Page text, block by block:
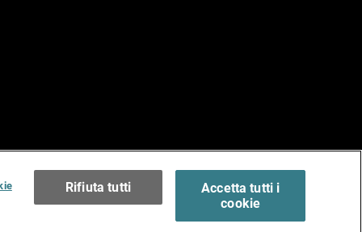
of Use >Rifiuta tutti
Accetta tutti i
cookie